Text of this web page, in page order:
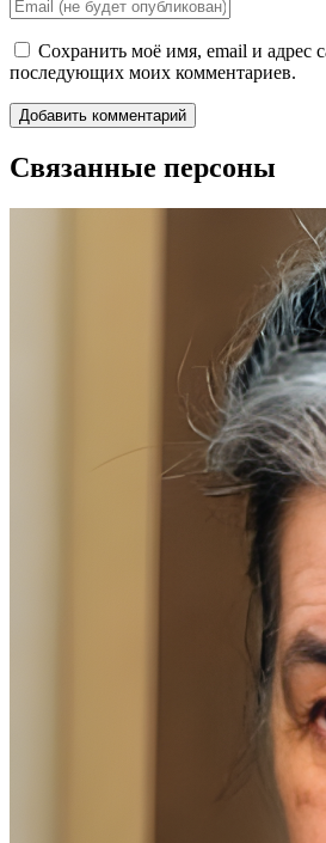
Сохранить моё имя, email и адрес
последующих моих комментариев.
Связанные персоны